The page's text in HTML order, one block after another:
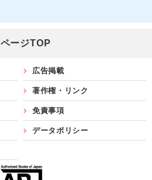
ページTOP
広告掲載
著作権・リンク
免責事項
データポリシー